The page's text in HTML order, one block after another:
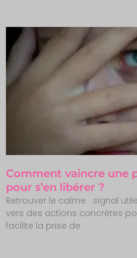
Comment vaincre une
pour s’en libérer ?
Retrouver le calme signal
vers des actions concrètes
facilite la prise de